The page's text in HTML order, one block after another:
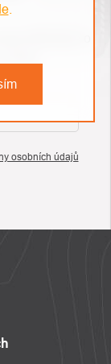
.
informace o
osobních údajů